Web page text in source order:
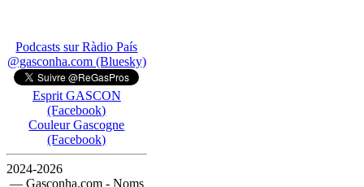
Podcasts sur Ràdio País
@gasconha.com (Bluesky)
Esprit GASCON
(Facebook)
Couleur Gascogne
(Facebook)
2024-2026
— Gasconha.com - Noms